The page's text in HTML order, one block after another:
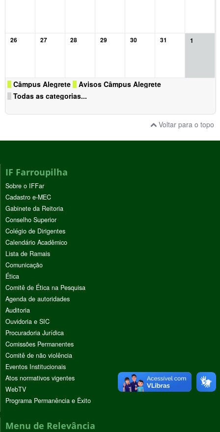
26 27 28 29 30 31 1
Câmpus Alegrete
Avisos Câmpus Alegrete
Todas as categorias...
Voltar para o topo
IF Farroupilha
Sobre o IFFar
Cadastro e-MEC
Gabinete da Reitoria
Conselho Superior
Colégio de Dirigentes
Calendário Acadêmico
Lista de Ramais
Comunicação
Ética
Comitê de Ética na Pesquisa
Agenda de autoridades
Auditoria
Ouvidoria e SIC
Procuradoria Jurídica
Comissões Permanentes
Comitê de não violência
Eventos Institucionais
Atos normativos vigentes
WebTV
Programa Permanência e Êxito
Menu de Relevância